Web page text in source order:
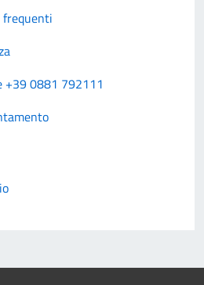
frequenti
+39 0881 792111